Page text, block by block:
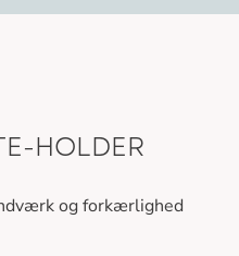
HOLDER
og forkærlighed